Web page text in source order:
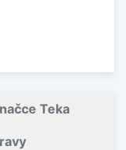
Teka